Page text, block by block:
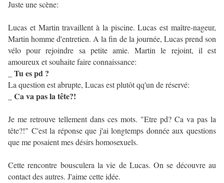
Juste une scène:
Lucas et Martin travaillent à la piscine. Lucas est maître-nageur,
Martin homme d'entretien. A la fin de la journée, Lucas prend son
vélo pour rejoindre sa petite amie. Martin le rejoint, il est
amoureux et souhaite faire connaissance:
_ Tu es pd ?
La question est abrupte, Lucas est plutôt qq'un de réservé:
_ Ca va pas la tête?!
Je me retrouve tellement dans ces mots. "Etre pd? Ca va pas la
tête?!" C'est la réponse que j'ai longtemps donnée aux questions
que me posaient mes désirs homosexuels.
Cette rencontre bousculera la vie de Lucas. On se découvre au
contact des autres. J'aime cette idée.